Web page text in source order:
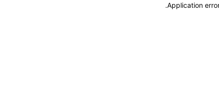
Application
.